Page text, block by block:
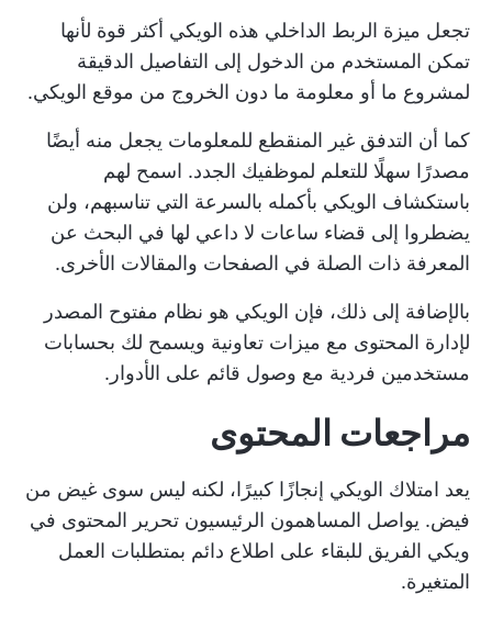
تجعل ميزة الربط الداخلي هذه الويكي أكثر قوة لأنها
تمكن المستخدم من الدخول إلى التفاصيل الدقيقة
لمشروع ما أو معلومة ما دون الخروج من موقع الويكي.
كما أن التدفق غير المنقطع للمعلومات يجعل منه أيضًا
مصدرًا سهلًا للتعلم لموظفيك الجدد. اسمح لهم
باستكشاف الويكي بأكمله بالسرعة التي تناسبهم، ولن
يضطروا إلى قضاء ساعات لا داعي لها في البحث عن
المعرفة ذات الصلة في الصفحات والمقالات الأخرى.
بالإضافة إلى ذلك، فإن الويكي هو نظام مفتوح المصدر
لإدارة المحتوى مع ميزات تعاونية ويسمح لك بحسابات
مستخدمين فردية مع وصول قائم على الأدوار.
مراجعات المحتوى
يعد امتلاك الويكي إنجازًا كبيرًا، لكنه ليس سوى غيض من
فيض. يواصل المساهمون الرئيسيون تحرير المحتوى في
ويكي الفريق للبقاء على اطلاع دائم بمتطلبات العمل
المتغيرة.